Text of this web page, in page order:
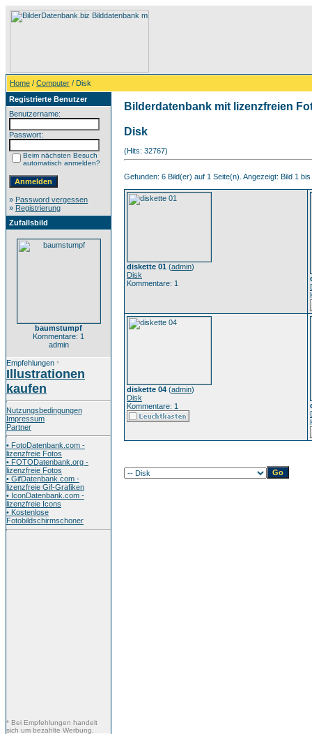
Home / Computer / Disk
Registrierte Benutzer
Benutzername:
Passwort:
Beim nächsten Besuch
automatisch anmelden?
» Password vergessen
» Registrierung
Zufallsbild
baumstumpf
Kommentare: 1
admin
Empfehlungen *
Illustrationen
kaufen
Nutzungsbedingungen
Impressum
Partner
• FotoDatenbank.com -
lizenzfreie Fotos
• FOTODatenbank.org -
lizenzfreie Fotos
• GifDatenbank.com -
lizenzfreie Gif-Grafiken
• IconDatenbank.com -
lizenzfreie Icons
• Kostenlose
Fotobildschirmschoner
* Bei Empfehlungen handelt
sich um bezahlte Werbung.
Bilderdatenbank mit lizenzfreien
Disk
(Hits: 32767)
Gefunden: 6 Bild(er) auf 1 Seite(n). Angezeigt: Bild 1 bis
diskette 01 (admin)
Disk
Kommentare: 1
diskette 04 (admin)
Disk
Kommentare: 1